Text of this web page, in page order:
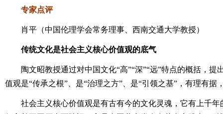
专家点评
肖平（中国伦理学会常务理事、西南交通大学教授）
传统文化是社会主义核心价值观的底气
陶文昭教授通过对中国文化“高”“深”“远”特点的概括，提
值观是“传承之根”、是“治理之方”、是“引领之基”，有理有据
社会主义核心价值观是有古有今的文化灵魂，它有上千年